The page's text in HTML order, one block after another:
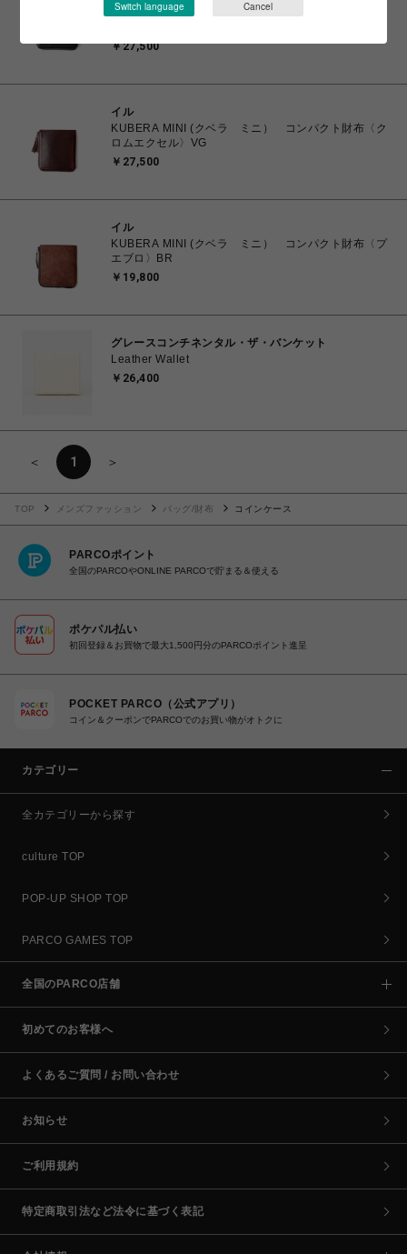
KUBERA MINI (クベラ ミニ） コンパクト財布〈ク
￥27,500
イル
KUBERA MINI (クベラ ミニ） コンパクト財布〈ク
ロムエクセル〉VG
￥27,500
イル
KUBERA MINI (クベラ ミニ） コンパクト財布〈プ
エブロ〉BR
￥19,800
グレースコンチネンタル・ザ・バンケット
Leather Wallet
￥26,400
＜ 1 ＞
TOP メンズファッション バッグ/財布 コインケース
PARCOポイント
全国のPARCOやONLINE PARCOで貯まる＆使える
ポケパル払い
初回登録＆お買物で最大1,500円分のPARCOポイント進呈
POCKET PARCO（公式アプリ）
コイン＆クーポンでPARCOでのお買い物がオトクに
カテゴリー
全カテゴリーから探す
culture TOP
POP-UP SHOP TOP
PARCO GAMES TOP
全国のPARCO店舗
初めてのお客様へ
よくあるご質問 / お問い合わせ
お知らせ
ご利用規約
特定商取引法など法令に基づく表記
Switch language Cancel